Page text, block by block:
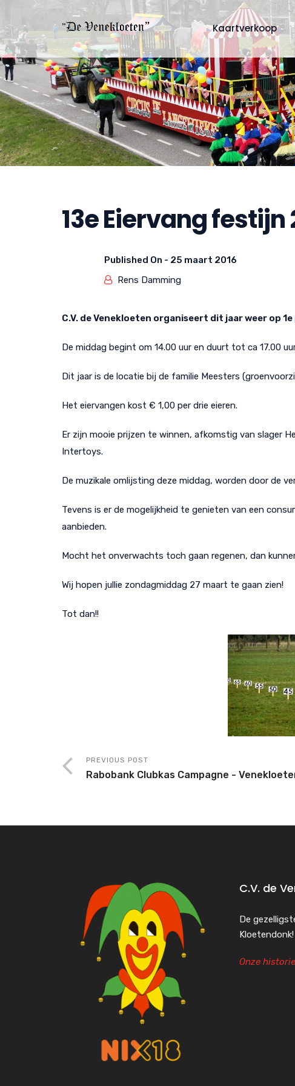
Kaartverkoop
13e Eiervang festijn
Published On - 25 maart 2016
Rens Damming
C.V. de Venekloeten organiseert dit jaar weer op
De middag begint om 14.00 uur en duurt tot ca 17.00
Dit jaar is de locatie bij de familie Meesters
Het eiervangen kost € 1,00 per drie eieren.
Er zijn mooie prijzen te winnen, afkomstig van slager
Intertoys.
De muzikale omlijsting deze middag, worden door de
Tevens is er de mogelijkheid te genieten van een
aanbieden.
Mocht het onverwachts toch gaan regenen, dan
Wij hopen jullie zondagmiddag 27 maart te gaan zien!
Tot dan!!
PREVIOUS POST
Rabobank Clubkas Campagne -
C.V. de
De
Kloetendonk!
Onze